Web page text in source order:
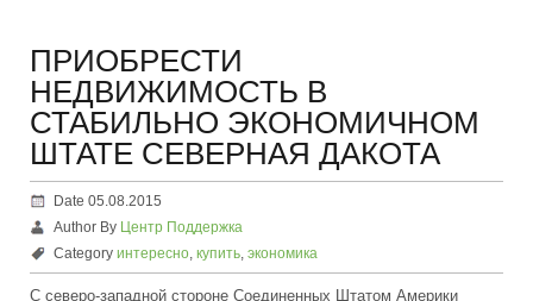
ПРИОБРЕСТИ
НЕДВИЖИМОСТЬ В
СТАБИЛЬНО ЭКОНОМИЧНОМ
ШТАТЕ СЕВЕРНАЯ ДАКОТА
Date 05.08.2015
Author By Центр Поддержка
Category интересно купить экономика
С северо-западной стороне Соединенных Штатом Америки